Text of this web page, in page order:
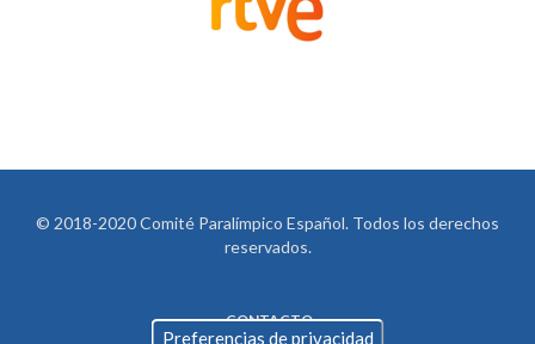
© 2018-2020 Comité Paralímpico Español. Todos los derechos
reservados.
CONTACTO
Preferencias de privacidad